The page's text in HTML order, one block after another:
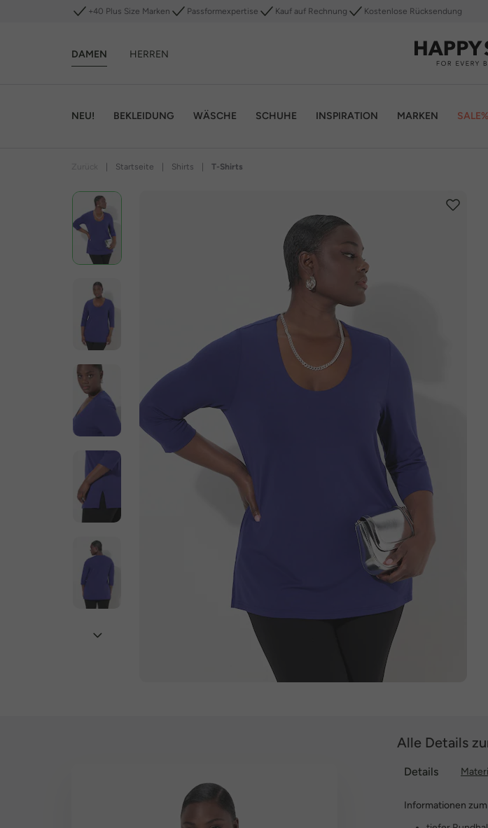
+40 Plus Size Marken Passformexpertise Kauf auf Rechnung Kostenlose Rücksendung
DAMEN HERREN
NEU! BEKLEIDUNG WÄSCHE SCHUHE INSPIRATION MARKEN SALE%
Startseite Shirts T-Shirts
Alle Details
Details
Informationen